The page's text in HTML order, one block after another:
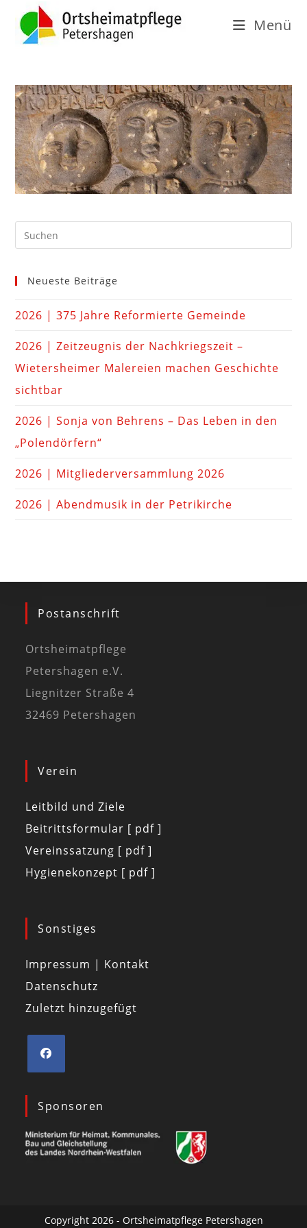
Menü
Neueste Beiträge
2026 | 375 Jahre Reformierte Gemeinde
2026 | Zeitzeugnis der Nachkriegszeit –
Wietersheimer Malereien machen Geschichte
sichtbar
2026 | Sonja von Behrens – Das Leben in den
„Polendörfern“
2026 | Mitgliederversammlung 2026
2026 | Abendmusik in der Petrikirche
Postanschrift
Ortsheimatpflege
Petershagen e.V.
Liegnitzer Straße 4
32469 Petershagen
Verein
Leitbild und Ziele
Beitrittsformular [ pdf ]
Vereinssatzung [ pdf ]
Hygienekonzept [ pdf ]
Sonstiges
Impressum | Kontakt
Datenschutz
Zuletzt hinzugefügt
Sponsoren
Copyright 2026 - Ortsheimatpflege Petershagen